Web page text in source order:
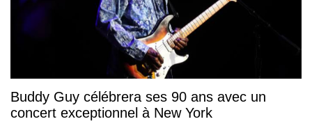
Buddy Guy célébrera ses 90 ans avec un
concert exceptionnel à New York